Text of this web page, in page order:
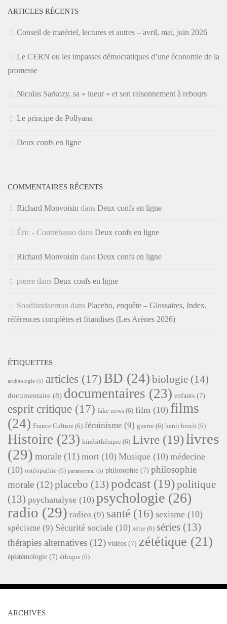
ARTICLES RÉCENTS
Conseil de matériel, lectures et autres – avril, mai, juin 2026
Le CERN ou les impasses démocratiques d’une économie de la
promesse
Nicolas Sarkozy, sa « lueur » et son raisonnement à rebours
Le principe de Pollyana
Deux confs en ligne
COMMENTAIRES RÉCENTS
Richard Monvoisin dans Deux confs en ligne
Éric - Contrebasso dans Deux confs en ligne
Richard Monvoisin dans Deux confs en ligne
pierre dans Deux confs en ligne
Soadfandaemon dans Placebo, enquête – Glossaires, Index,
références complètes et friandises (Les Arènes 2026)
ÉTIQUETTES
archéologie (5) articles (17) BD (24) biologie (14)
documentaire (8) documentaires (23) enfants (7)
esprit critique (17) fake news (6) film (10) films
(24) France Culture (6) féminisme (9) guerre (6) henri broch (6)
Histoire (23) kinésithérapie (6) Livre (19)livres
(29) morale (11) mort (10) Musique (10) médecine
(10) ostéopathie (6) paranormal (5) philosophie (7) philosophie
morale (12)placebo (13) podcast (19)politique
(13) psychanalyse (10) psychologie (26)
radio (29) radios (9) santé (16) sexisme (10)
spécisme (9) Sécurité sociale (10) série (6) séries (13)
thérapies alternatives (12) vidéos (7) zététique (21)
épistémologie (7) éthique (6)
ARCHIVES